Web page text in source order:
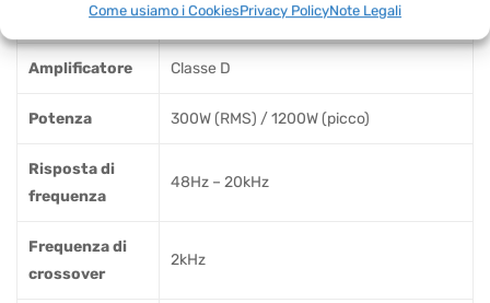
Come usiamo i CookiesPrivacy PolicyNote Legali
Dispersione 90° x 50° (H x V)
Amplificatore Classe D
Potenza 300W (RMS) / 1200W (picco)
Risposta di
frequenza
48Hz – 20kHz
Frequenza di
crossover
2kHz